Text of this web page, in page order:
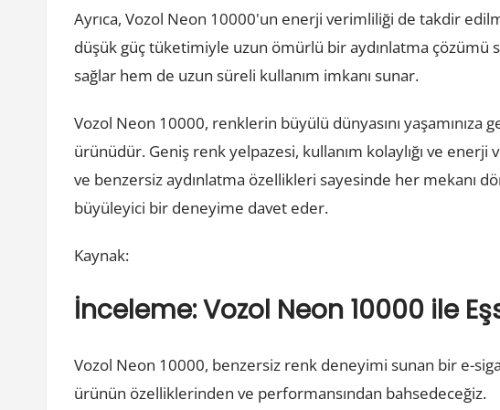
Ayrıca, Vozol Neon 10000'un enerji verimliliği de takdir
düşük güç tüketimiyle uzun ömürlü bir aydınlatma çözümü
sağlar hem de uzun süreli kullanım imkanı sunar.
Vozol Neon 10000, renklerin büyülü dünyasını yaşamınıza
ürünüdür. Geniş renk yelpazesi, kullanım kolaylığı ve enerji
ve benzersiz aydınlatma özellikleri sayesinde her mekanı
büyüleyici bir deneyime davet eder.
Kaynak:
İnceleme: Vozol Neon 10000 ile
Vozol Neon 10000, benzersiz renk deneyimi sunan bir e-
ürünün özelliklerinden ve performansından bahsedeceğiz.